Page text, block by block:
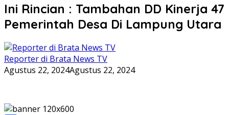
Ini Rincian : Tambahan DD Kinerja 47
Pemerintah Desa Di Lampung Utara
Reporter di Brata News TV
Agustus 22, 2024Agustus 22, 2024